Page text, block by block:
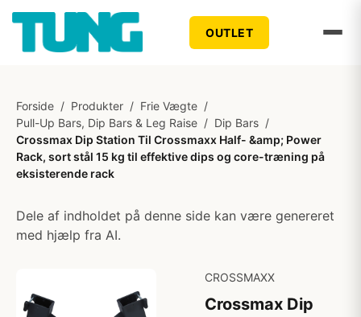
OUTLET
Forside / Produkter / Frie Vægte /
Pull-Up Bars, Dip Bars & Leg Raise / Dip Bars /
Crossmax Dip Station Til Crossmaxx Half- &amp; Power
Rack, sort stål 15 kg til effektive dips og core-træning på
eksisterende rack
Dele af indholdet på denne side kan være genereret
med hjælp fra AI.
CROSSMAXX
Crossmax Dip